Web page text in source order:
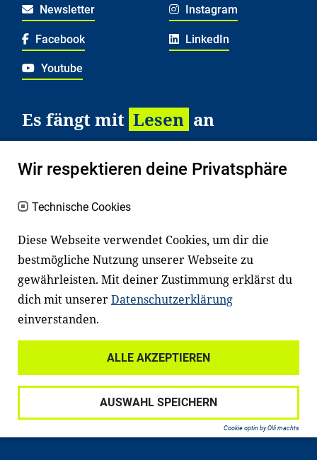
Newsletter Instagram
Facebook LinkedIn
Youtube
Es fängt mit Lesen an
macht den positiven Unterschied:
Es erleichtert den Zugang zu Bildung und
Kinder und Jugendliche in Deutschland
haben aber große Schwierigkeiten dabei.
Unser Angebot richtet sich deshalb gezielt
an Familien sowie an Erzieher*innen,
Fachexpert*innen. Dafür arbeiten wir eng
mit Ministerien, wissenschaftlichen
Einrichtungen, Verbänden, Unternehmen
und anderen Stiftungen zusammen.
Wir respektieren deine Privatsphäre
Technische Cookies
Diese Webseite verwendet Cookies, um dir die
bestmögliche Nutzung unserer Webseite zu
gewährleisten. Mit deiner Zustimmung erklärst du
dich mit unsererDatenschutzerklärung
einverstanden.
ALLE AKZEPTIEREN
AUSWAHL SPEICHERN
Cookie optin by Olli machts